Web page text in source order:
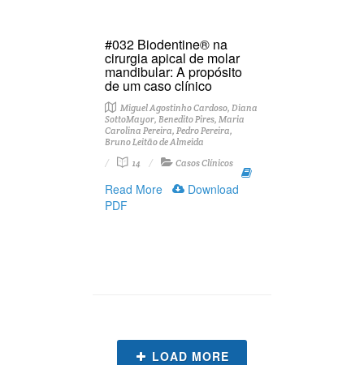
#032 Biodentine® na
cirurgia apical de molar
mandibular: A propósito
de um caso clínico
Miguel Agostinho Cardoso, Diana
SottoMayor, Benedito Pires, Maria
Carolina Pereira, Pedro Pereira,
Bruno Leitão de Almeida
14
Casos Clínicos
Read More
Download
PDF
LOAD MORE